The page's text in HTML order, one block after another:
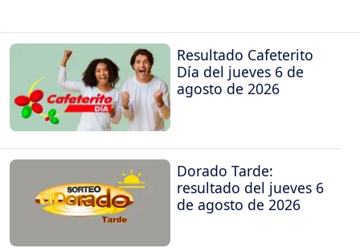
Resultado Cafeterito
Día del jueves 6 de
agosto de 2026
Dorado Tarde:
resultado del jueves 6
de agosto de 2026